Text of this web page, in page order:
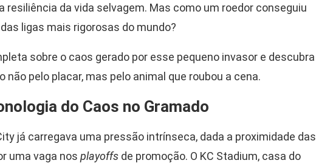
resiliência da vida selvagem. Mas como um roedor conseguiu
ligas mais rigorosas do mundo?
sobre o caos gerado por esse pequeno invasor e descubra
não pelo placar, mas pelo animal que roubou a cena.
do Caos no Gramado
já carregava uma pressão intrínseca, dada a proximidade das
uma vaga nos playoffs de promoção. O KC Stadium, casa do